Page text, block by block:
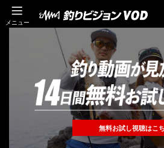
メニュー
無料お試し視聴はこ